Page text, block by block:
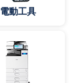
電動工具